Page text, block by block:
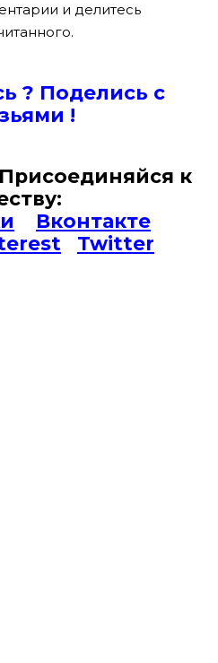
и делитесь
? Поделись с
!
к
Вконтакте
Twitter